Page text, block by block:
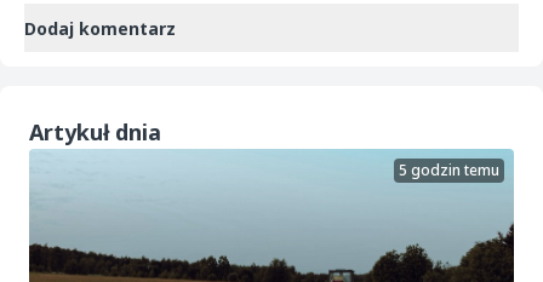
Dodaj komentarz
Artykuł dnia
5 godzin temu